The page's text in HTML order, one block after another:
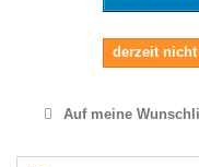
derzeit
Auf meine